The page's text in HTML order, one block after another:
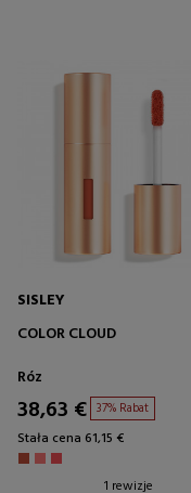
SISLEY
COLOR CLOUD
Róz
38,63 € 37% Rabat
Stała cena 61,15 €
1 rewizje